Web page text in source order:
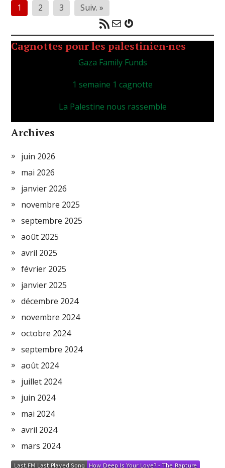
Pagination
des
publications
1 2 3 Suiv. »
Flux RSSE-mailGravatar
Cagnottes pour les palestinien·nes
Gaza Family Funds
1 semaine 1 cagnotte
La Palestine nous rassemble
Archives
juin 2026
mai 2026
janvier 2026
novembre 2025
septembre 2025
août 2025
avril 2025
février 2025
janvier 2025
décembre 2024
novembre 2024
octobre 2024
septembre 2024
août 2024
juillet 2024
juin 2024
mai 2024
avril 2024
mars 2024